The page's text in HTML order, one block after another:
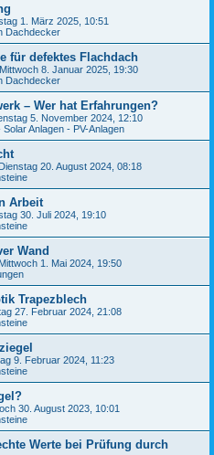
1. März 2025, 10:51
Dachdecker
für defektes Flachdach
Mittwoch 8. Januar 2025, 19:30
Dachdecker
– Wer hat Erfahrungen?
5. November 2024, 12:10
Anlagen - PV-Anlagen
Dienstag 20. August 2024, 08:18
Arbeit
30. Juli 2024, 19:10
Wand
Mittwoch 1. Mai 2024, 19:50
Trapezblech
27. Februar 2024, 21:08
9. Februar 2024, 11:23
30. August 2023, 10:01
Werte bei Prüfung durch